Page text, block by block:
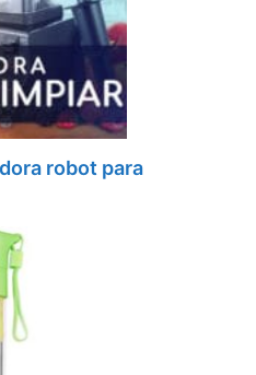
robot para